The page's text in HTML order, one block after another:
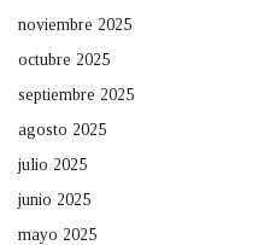
noviembre 2025
octubre 2025
septiembre 2025
agosto 2025
julio 2025
junio 2025
mayo 2025